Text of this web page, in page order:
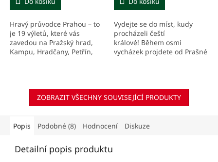
Hravý průvodce Prahou – to
je 19 výletů, které vás
zavedou na Pražský hrad,
Kampu, Hradčany, Petřín,
Vydejte se do míst, kudy
procházeli čeští
králové! Během osmi
vycházek projdete od Prašné
přes Karlův...
ZOBRAZIT VŠECHNY SOUVISEJÍCÍ PRODUKTY
Popis Podobné (8) Hodnocení Diskuze
Detailní popis produktu